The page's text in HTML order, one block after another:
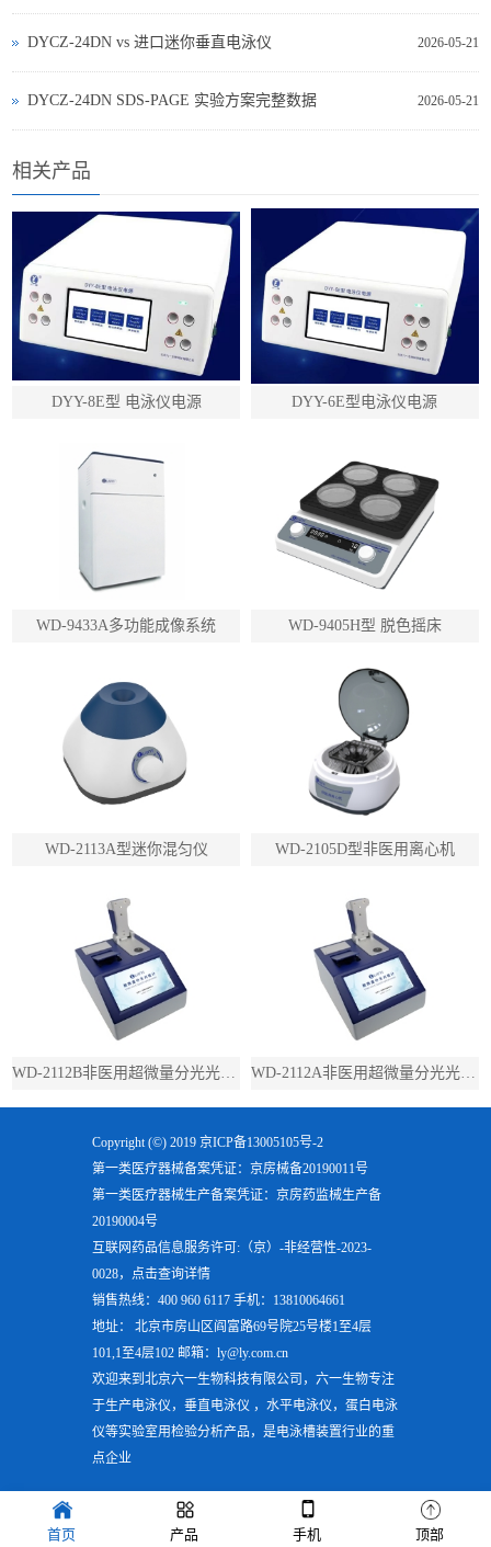
2026-05-21
DYCZ‑24DN vs 进口迷你垂直电泳仪
2026-05-21
DYCZ‑24DN SDS‑PAGE 实验方案完整数据
相关产品
DYY-8E型 电泳仪电源 DYY-6E型电泳仪电源
WD-9433A多功能成像系统 WD-9405H型 脱色摇床
WD-2113A型迷你混匀仪 WD-2105D型非医用离心机
WD-2112B非医用超微量分光光度计（带荧光） WD-2112A非医用超微量分光光度计（不带荧光）
Copyright (©) 2019 京ICP备13005105号-2
第一类医疗器械备案凭证：京房械备20190011号
第一类医疗器械生产备案凭证：京房药监械生产备
20190004号
互联网药品信息服务许可:（京）-非经营性-2023-
0028，点击查询详情
销售热线：400 960 6117 手机：13810064661
地址： 北京市房山区阎富路69号院25号楼1至4层
101,1至4层102 邮箱：ly@ly.com.cn
欢迎来到北京六一生物科技有限公司，六一生物专注
于生产电泳仪 ， 垂直电泳仪 ， 水平电泳仪 ， 蛋白电泳
仪等实验室用检验分析产品，是电泳槽装置行业的重
点企业
首页 产品 手机 顶部